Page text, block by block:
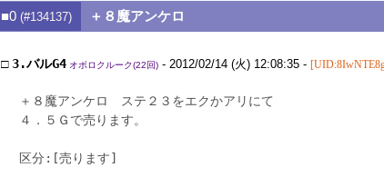
■0 (#134137)
＋８魔アンケロ
□3.バルG4 オボロクルーク(22回)- 2012/02/14 (火) 12:08:35 -
＋８魔アンケロ　ステ２３をエクかアリにて
４．５Ｇで売ります。
区分:[売ります]